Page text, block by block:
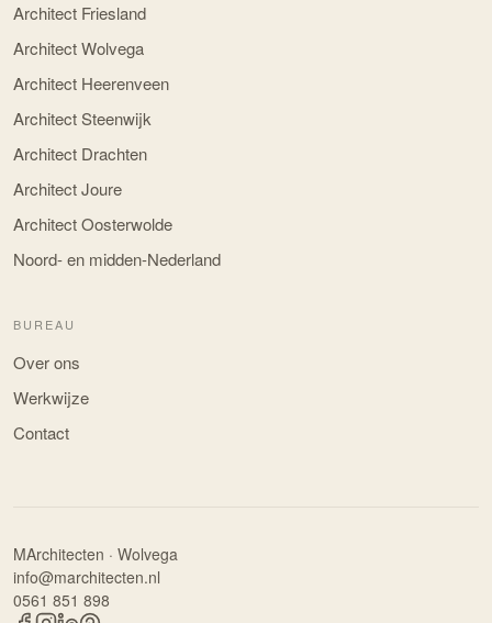
Architect Friesland
Architect Wolvega
Architect Heerenveen
Architect Steenwijk
Architect Drachten
Architect Joure
Architect Oosterwolde
Noord- en midden-Nederland
BUREAU
Over ons
Werkwijze
Contact
MArchitecten · Wolvega
info@marchitecten.nl
0561 851 898